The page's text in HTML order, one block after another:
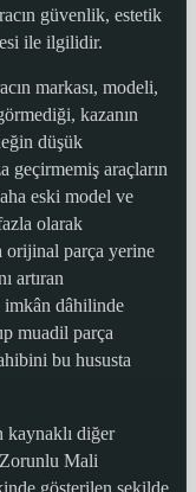
güvenlik, estetik
ile ilgilidir.
markası, modeli,
kazanın
düşük
geçirmemiş araçların
eski model ve
olarak
orijinal parça yerine
artıran
imkân dâhilinde
muadil parça
bu hususta
kaynaklı diğer
Mali
gösterilen şekilde